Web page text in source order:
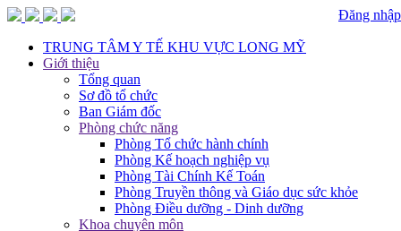
Đăng nhập
TRUNG TÂM Y TẾ KHU VỰC LONG MỸ
Giới thiệu
Tổng quan
Sơ đồ tổ chức
Ban Giám đốc
Phòng chức năng
Phòng Tổ chức hành chính
Phòng Kế hoạch nghiệp vụ
Phòng Tài Chính Kế Toán
Phòng Truyền thông và Giáo dục sức khỏe
Phòng Điều dưỡng - Dinh dưỡng
Khoa chuyên môn